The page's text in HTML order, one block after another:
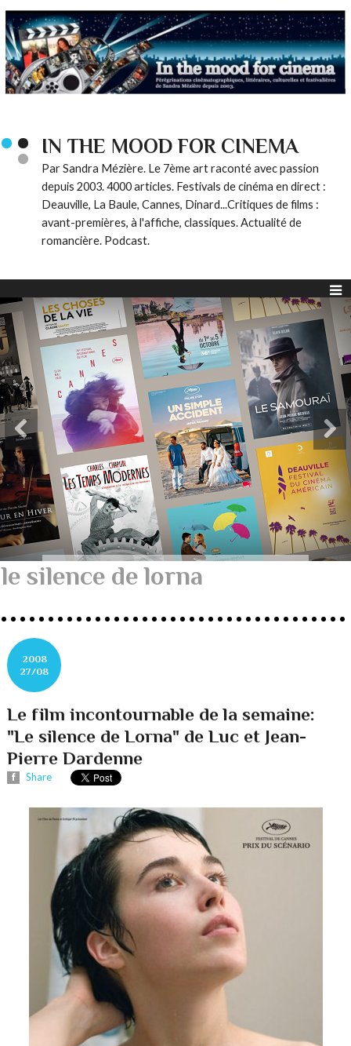
IN THE MOOD FOR CINEMA
Par Sandra Mézière. Le 7ème art raconté avec passion
depuis 2003. 4000 articles. Festivals de cinéma en direct :
Deauville, La Baule, Cannes, Dinard...Critiques de films :
avant-premières, à l'affiche, classiques. Actualité de
romancière. Podcast.
le silence de lorna
2008
27/08
Le film incontournable de la semaine:
"Le silence de Lorna" de Luc et Jean-
Pierre Dardenne
Share